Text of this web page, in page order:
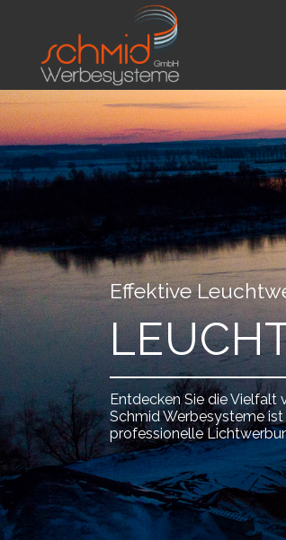
Effektive
Entdecken Sie die Vielfalt
Schmid Werbesysteme ist
professionelle